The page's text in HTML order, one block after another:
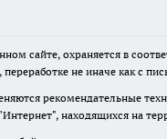
сайте, охраняется в
не иначе как с
рекомендательные
находящихся на